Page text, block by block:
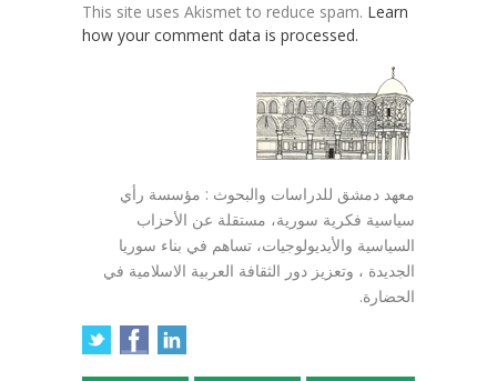
This site uses Akismet to reduce spam. Learn
how your comment data is processed.
معهد دمشق للدراسات والبحوث : مؤسسة رأي
سياسية فكرية سورية، مستقلة عن الأحزاب
السياسية والأيديولوجيات، تساهم في بناء سوريا
الجديدة ، وتعزيز دور الثقافة العربية الاسلامية في
الحضارة.